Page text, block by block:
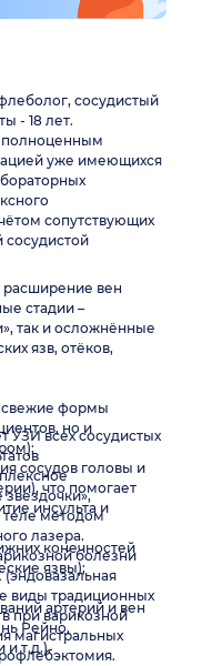
сосудистый
- 18 лет.
полноценным
уже имеющихся
сопутствующих
сосудистой
расширение вен
стадии –
так и осложнённые
язв, отёков,
свежие формы
но и
сосудов головы и
что помогает
инсульта и
конечностей
язвы);
артерий и вен
Рейно,
т.д.).
УЗИ всех сосудистых
звездочки»,
теле методом
лазера.
болезни
виды традиционных
при варикозной
магистральных